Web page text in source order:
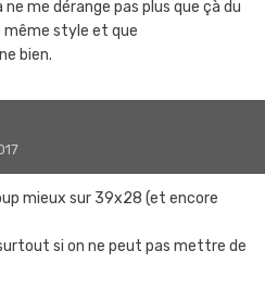
me dérange pas plus que çà du
même style et que
bien.
mieux sur 39x28 (et encore
si on ne peut pas mettre de